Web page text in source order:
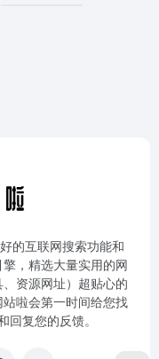
的互联网搜索功能和
，精选大量实用的网
资源网址）超贴心的
啦会第一时间给您找
复您的反馈。